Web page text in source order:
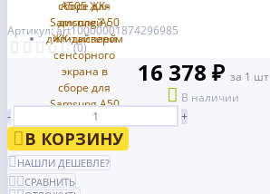
Артикул: art10000001874296985
(0)
16 378 ₽ за 1 шт
В наличии
-
+
В КОРЗИНУ
НАШЛИ ДЕШЕВЛЕ?
СРАВНИТЬ